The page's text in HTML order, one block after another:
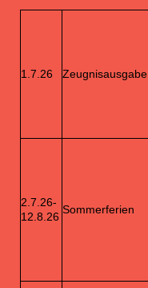
1.7.26 Zeugnisausgabe
2.7.26-
12.8.26
Sommerferien